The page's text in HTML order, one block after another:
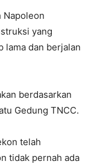
Napoleon
yang
lama dan berjalan
berdasarkan
Gedung TNCC.
telah
tidak pernah ada